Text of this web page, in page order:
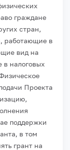
граждане
стран,
работающие в
вид на
в налоговых
Проекта
поддержки
в том
грант на